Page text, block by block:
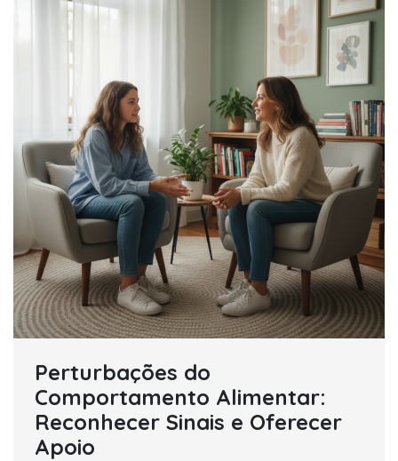
Perturbações do
Comportamento Alimentar:
Reconhecer Sinais e Oferecer
Apoio